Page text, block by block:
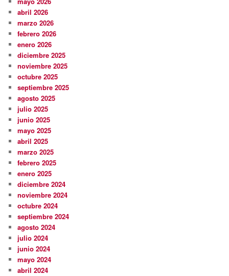
abril 2026
marzo 2026
febrero 2026
enero 2026
diciembre 2025
noviembre 2025
octubre 2025
septiembre 2025
agosto 2025
julio 2025
junio 2025
mayo 2025
abril 2025
marzo 2025
febrero 2025
enero 2025
diciembre 2024
noviembre 2024
octubre 2024
septiembre 2024
agosto 2024
julio 2024
junio 2024
mayo 2024
abril 2024